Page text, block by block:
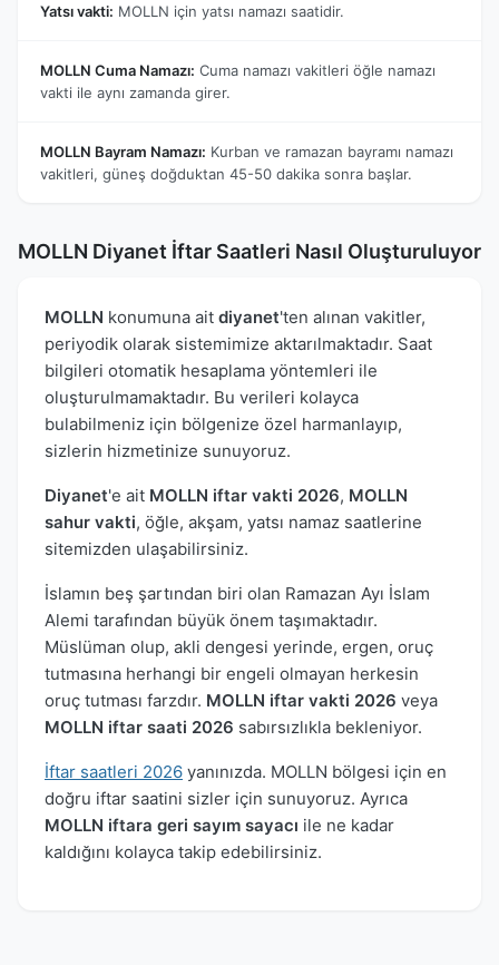
Yatsı vakti: MOLLN için yatsı namazı saatidir.
MOLLN Cuma Namazı: Cuma namazı vakitleri öğle namazı
vakti ile aynı zamanda girer.
MOLLN Bayram Namazı: Kurban ve ramazan bayramı namazı
vakitleri, güneş doğduktan 45-50 dakika sonra başlar.
MOLLN Diyanet İftar Saatleri Nasıl Oluşturuluyor
MOLLN konumuna ait diyanet'ten alınan vakitler,
periyodik olarak sistemimize aktarılmaktadır. Saat
bilgileri otomatik hesaplama yöntemleri ile
oluşturulmamaktadır. Bu verileri kolayca
bulabilmeniz için bölgenize özel harmanlayıp,
sizlerin hizmetinize sunuyoruz.
Diyanet'e ait MOLLN iftar vakti 2026, MOLLN
sahur vakti, öğle, akşam, yatsı namaz saatlerine
sitemizden ulaşabilirsiniz.
İslamın beş şartından biri olan Ramazan Ayı İslam
Alemi tarafından büyük önem taşımaktadır.
Müslüman olup, akli dengesi yerinde, ergen, oruç
tutmasına herhangi bir engeli olmayan herkesin
oruç tutması farzdır. MOLLN iftar vakti 2026 veya
MOLLN iftar saati 2026 sabırsızlıkla bekleniyor.
İftar saatleri 2026 yanınızda. MOLLN bölgesi için en
doğru iftar saatini sizler için sunuyoruz. Ayrıca
MOLLN iftara geri sayım sayacı ile ne kadar
kaldığını kolayca takip edebilirsiniz.